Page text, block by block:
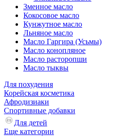
Змеиное масло
Кокосовое масло
Кунжутное масло
Льняное масло
Масло Гаргира (Усьмы)
Масло конопляное
Масло расторопши
Масло тыквы
Для похудения
Корейская косметика
Афродизиаки
Спортивные добавки
Для детей
Еще категории